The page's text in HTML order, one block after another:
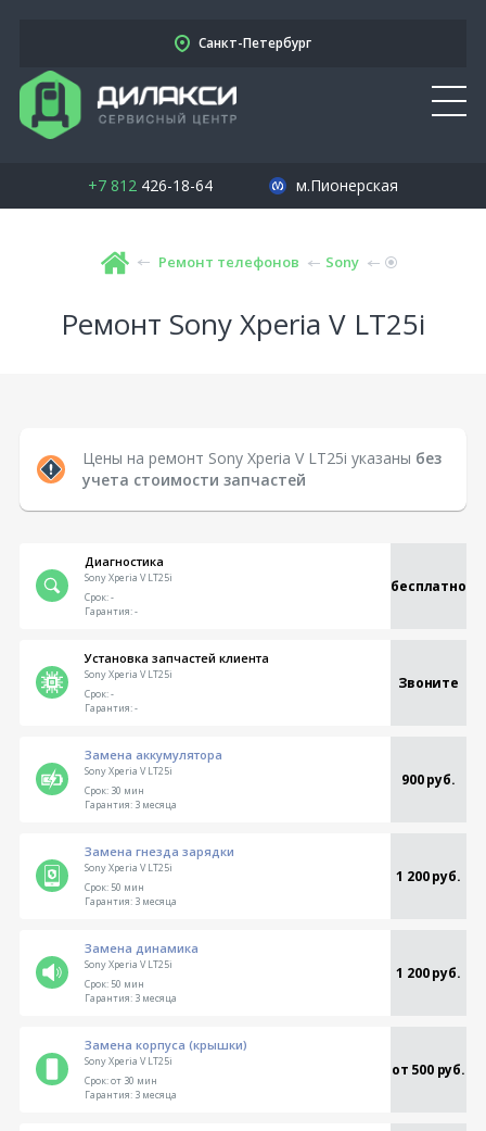
Санкт-Петербург
+7 812426-18-64 м.Пионерская
Ремонт телефонов Sony
Ремонт Sony Xperia V LT25i
Цены на ремонт Sony Xperia V LT25i указаны без
учета стоимости запчастей
Диагностика
Sony Xperia V LT25i бесплатно
Срок:-
Гарантия:-
Установка запчастей клиента
Sony Xperia V LT25i Звоните
Срок:-
Гарантия:-
Замена аккумулятора
Sony Xperia V LT25i 900 руб.
Срок:30 мин
Гарантия:3 месяца
Замена гнезда зарядки
Sony Xperia V LT25i 1 200 руб.
Срок:50 мин
Гарантия:3 месяца
Замена динамика
Sony Xperia V LT25i 1 200 руб.
Срок:50 мин
Гарантия:3 месяца
Замена корпуса (крышки)
Sony Xperia V LT25i от 500 руб.
Срок:от 30 мин
Гарантия:3 месяца